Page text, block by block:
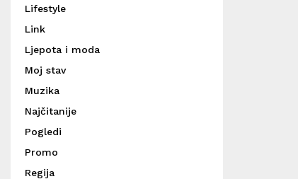
Lifestyle
Link
Ljepota i moda
Moj stav
Muzika
Najčitanije
Pogledi
Promo
Regija